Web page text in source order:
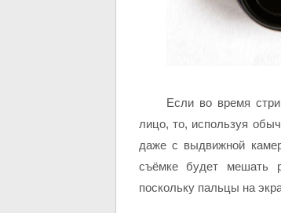
Если во время
лицо, то, используя
даже с выдвижной
съёмке будет мешать
поскольку пальцы на